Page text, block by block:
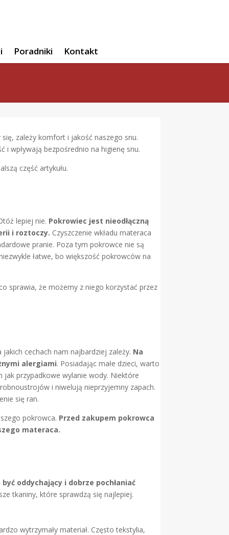
Poradniki Kontakt
zależy komfort i jakość naszego snu.
wpływają bezpośrednio na higienę snu.
część artykułu.
lepiej nie. Pokrowiec jest nieodłączną
i roztoczy. Czyszczenie wkładu materaca
pranie. Poza tym pokrowce nie są
łatwe, bo większość pokrowców na
co sprawia, że możemy z niego korzystać przez
cechach nam najbardziej zależy. Na
alergiami. Posiadając małe dzieci, warto
przypadkowe wylanie wody. Niektóre
i niwelują nieprzyjemny zapach.
się ran.
pokrowca. Przed zakupem pokrowca
materaca.
być oddychający i dobrze pochłaniać
tkaniny, które sprawdzą się najlepiej.
wytrzymały materiał. Często tekstylia,